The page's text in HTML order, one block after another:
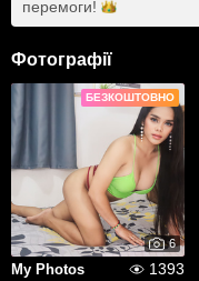
перемоги!
Фотографії
БЕЗКОШТОВНО
6
My Photos
1393